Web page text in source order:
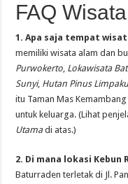
FAQ
1. Apa saja tempat
memiliki wisata alam dan
Purwokerto, Lokawisata
Sunyi, Hutan Pinus
itu Taman Mas
untuk keluarga. (Lihat
Utamadi atas.)
2. Di mana lokasi Kebun
Baturraden terletak di Jl.